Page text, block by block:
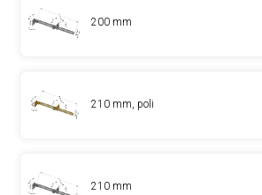
200 mm
210 mm, poli
210 mm